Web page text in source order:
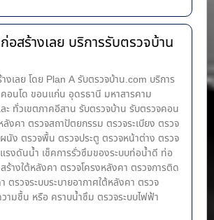
อสร้างเลย บริการรับตรวจบ้าน
งเลย โดย Plan A รับตรวจบ้าน.com บริการ
อนโด ขอนแก่น อุดรธานี มหาสารคาม
ทั่วเขตภาคอีสาน รับตรวจบ้าน รับตรวจคอน
งคา ตรวจสถาปัตยกรรม ตรวจระเบียง ตรวจ
นัง ตรวจพื้น ตรวจประตู ตรวจหน้าต่าง​ ตรวจ
รงดันน้ำ เช็คการรั่วซึมของระบบท่อน้ำ​ดี ท่อ
ร้างใต้หลังคา ตรวจโครงหลังคา ตรวจการติด
ตรวจระบบระบายอากาศใต้หลังคา ตรวจ
ามชื้น หรือ คราบน้ำซึม ตรวจระบบไฟฟ้า